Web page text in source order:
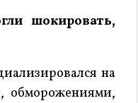
шокировать,
на
обморожениями,